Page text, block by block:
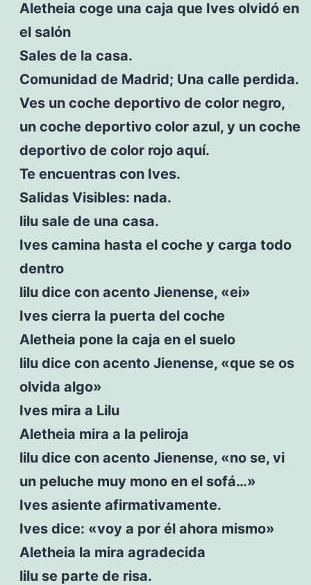
Aletheia coge una caja que Ives olvidó en
el salón
Sales de la casa.
Comunidad de Madrid; Una calle perdida.
Ves un coche deportivo de color negro,
un coche deportivo color azul, y un coche
deportivo de color rojo aquí.
Te encuentras con Ives.
Salidas Visibles: nada.
lilu sale de una casa.
Ives camina hasta el coche y carga todo
dentro
lilu dice con acento Jienense, «ei»
Ives cierra la puerta del coche
Aletheia pone la caja en el suelo
lilu dice con acento Jienense, «que se os
olvida algo»
Ives mira a Lilu
Aletheia mira a la peliroja
lilu dice con acento Jienense, «no se, vi
un peluche muy mono en el sofá…»
Ives asiente afirmativamente.
Ives dice: «voy a por él ahora mismo»
Aletheia la mira agradecida
lilu se parte de risa.